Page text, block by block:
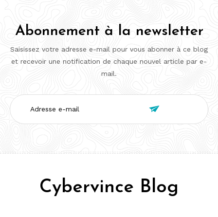
Abonnement à la newsletter
Saisissez votre adresse e-mail pour vous abonner à ce blog
et recevoir une notification de chaque nouvel article par e-
mail.
Adresse
e-
mail

Cybervince Blog